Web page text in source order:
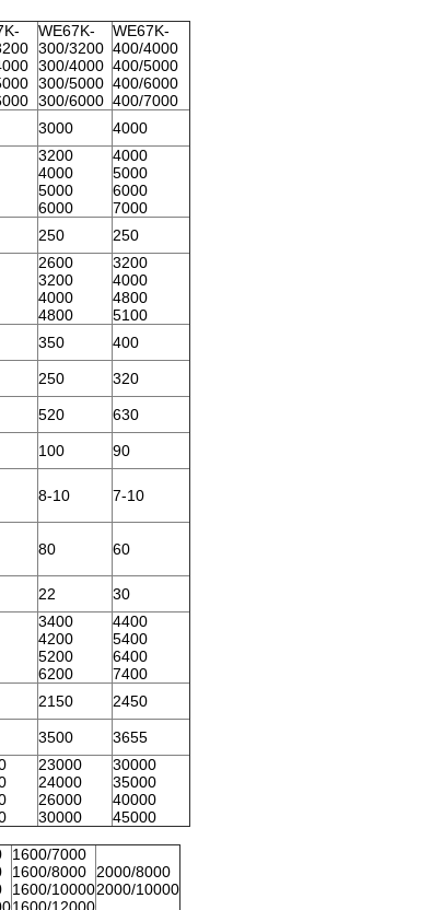
WE67K-
300/3200
300/4000
300/5000
300/6000
WE67K-
400/4000
400/5000
400/6000
400/7000
3000 4000
3200
4000
5000
6000
4000
5000
6000
7000
250 250
2600
3200
4000
4800
3200
4000
4800
5100
350
400
250
320
520 630
100
90
8-10 7-10
80 60
22 30
3400
4200
5200
6200
4400
5400
6400
7400
2150
2450
3500 3655
23000
24000
26000
30000
30000
35000
40000
45000
1600/7000
1600/8000
1600/10000
2000/8000
2000/10000